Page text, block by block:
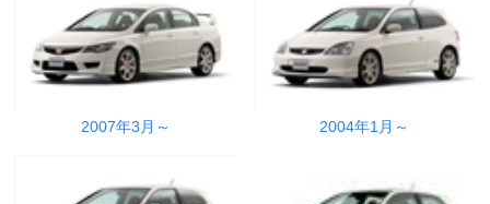
2007年3月～ 2004年1月～